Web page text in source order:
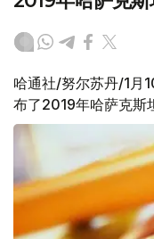
哈通社/努尔苏丹/1月
布了2019年哈萨克斯